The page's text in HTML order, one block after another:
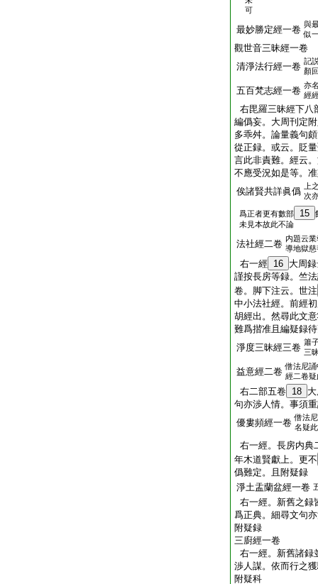
可
最妙勝定經一卷 與
似
觀世音三昧經一卷
清淨法行經一卷 記
顏
五百梵志經一卷 亦
經
右毘羅三昧經下八
編僞妄。大周刊定
多乖舛。論量義句
從正録。或云。貶
言此非責難。經云
不應受況如是等。
俟諸賢共詳眞僞
上
次
爲正者更有數部 15
未見本故此不論
法社經二卷 内題云
導地獄
右一經 16 大周
謹按長房等録。竺
卷。脚下注云。世注
中小法社經。前經
胡經出。然尋此文
難爲揩准且編疑録
淨度三昧經三卷 簫
三
益意經二卷 僧法尼
經二卷
右二部五卷 18
句亦渉人情。事須
優婁頻經一卷 僧法
名疑
右一經。長房内典
年木道賢獻上。更不
僞難定。且附疑録
淨土盂蘭盆經一卷
右一經。新舊之録
爲正典。細尋文句
附疑録
三廚經一卷
右一經。新舊諸録
渉人謀。依而行之
附疑科